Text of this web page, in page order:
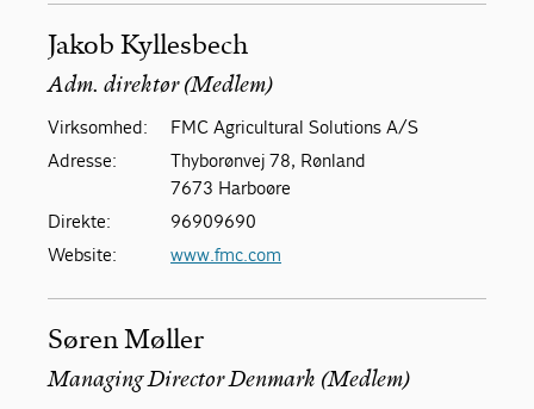
Jakob Kyllesbech
Adm. direktør (Medlem)
Virksomhed:
FMC Agricultural Solutions A/S
Adresse:
Thyborønvej 78, Rønland
7673 Harboøre
Direkte:
96909690
Website:
www.fmc.com
Søren Møller
Managing Director Denmark (Medlem)